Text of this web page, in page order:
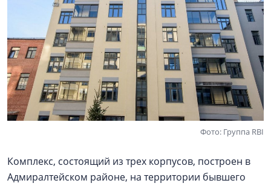
Фото: Группа RBI
Комплекс, состоящий из трех корпусов, построен в
Адмиралтейском районе, на территории бывшего